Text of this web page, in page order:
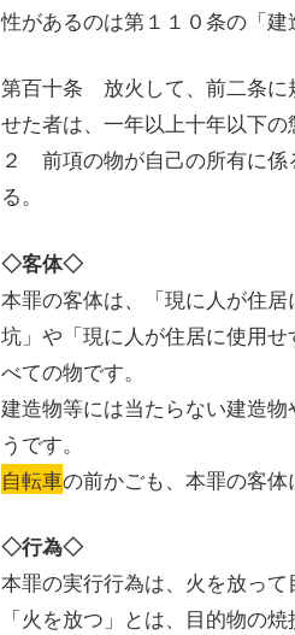
性があるのは第１１０条の「
第百十条 放火して、前二条に
せた者は、一年以上十年以下の
２ 前項の物が自己の所有に係
る。
◇客体◇
本罪の客体は、「現に人が住
坑」や「現に人が住居に使用
べての物です。
建造物等には当たらない建造物
うです。
自転車の前かごも、本罪の客体
◇行為◇
本罪の実行行為は、火を放って
「火を放つ」とは、目的物の